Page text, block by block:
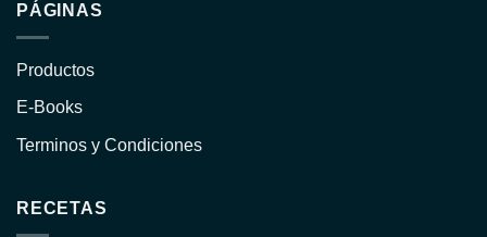
PÁGINAS
Productos
E-Books
Terminos y Condiciones
RECETAS